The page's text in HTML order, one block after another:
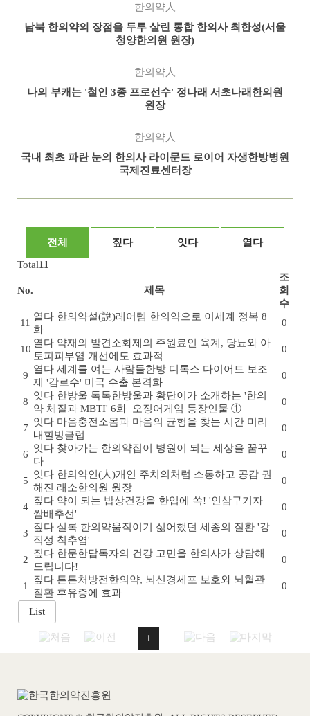
한의약人
남북 한의약의 장점을 두루 살린 통합 한의사 최한성(서울
청양한의원 원장)
한의약人
나의 부캐는 '철인 3종 프로선수' 정나래 서초나래한의원
원장
한의약人
국내 최초 파란 눈의 한의사 라이문드 로이어 자생한방병원
국제진료센터장
전체 짚다 잇다
열다
Total11
No. 제목
조
회
수
11
열다 한의약설(說)레어템 한의약으로 이세계 정복 8
화
0
10
열다 약재의 발견 소화제의 주원료인 육계, 당뇨와 아
토피피부염 개선에도 효과적
0
9
열다 세계를 여는 사람들한방 디톡스 다이어트 보조
제 '감로수' 미국 수출 본격화
0
8
잇다 한방울 톡톡한방울과 황단이가 소개하는 '한의
약 체질과 MBTI' 6화_오징어게임 등장인물 ①
0
7
잇다 마음충전소몸과 마음의 균형을 찾는 시간 미리
내힐빙클럽
0
6
잇다 찾아가는 한의약집이 병원이 되는 세상을 꿈꾸
다
0
5
잇다 한의약인(人)개인 주치의처럼 소통하고 공감 권
해진 래소한의원 원장
0
4
짚다 약이 되는 밥상건강을 한입에 쏙! '인삼구기자
쌈배추선'
0
3
짚다 실록 한의약움직이기 싫어했던 세종의 질환 '강
직성 척추염'
0
2
짚다 한문한답독자의 건강 고민을 한의사가 상담해
드립니다!
0
1
짚다 튼튼처방전 한의약, 뇌신경세포 보호와 뇌혈관
질환 후유증에 효과
0
1